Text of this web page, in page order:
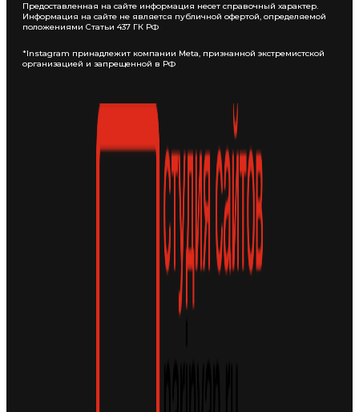
Предоставленная на сайте информация несет справочный характер.
Информация на сайте не является публичной офертой, определяемой
положениями Статьи 437 ГК РФ
*Instagram принадлежит компании Meta, признанной экстремистской
организацией и запрещенной в РФ